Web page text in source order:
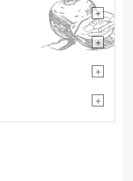
+
+
+
+